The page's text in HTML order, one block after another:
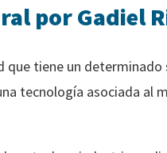
por Gadiel
que tiene un
tecnología asociada al